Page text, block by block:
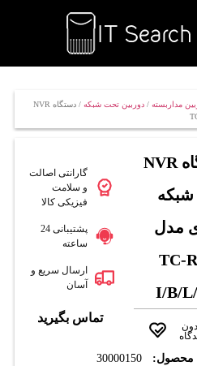
مداربسته/ دوربین تحت شبکه
/ دستگاه NVR
دستگاه NVR
مدل
TC-
I/B/
محصول: 30000150
گارانتی اصالت
و سلامت
فیزیکی کالا
پشتیبانی 24
ساعته
ارسال سریع و
آسان
تماس بگیرید